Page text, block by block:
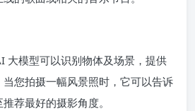
大模型可以识别物体及场景，提供
您拍摄一幅风景照时，它可以告诉
荐最好的摄影角度。